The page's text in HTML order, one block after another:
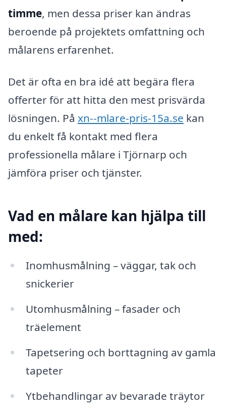
timme, men dessa priser kan ändras
beroende på projektets omfattning och
målarens erfarenhet.
Det är ofta en bra idé att begära flera
offerter för att hitta den mest prisvärda
lösningen. På xn--mlare-pris-15a.se kan
du enkelt få kontakt med flera
professionella målare i Tjörnarp och
jämföra priser och tjänster.
Vad en målare kan hjälpa till
med:
Inomhusmålning – väggar, tak och
snickerier
Utomhusmålning – fasader och
träelement
Tapetsering och borttagning av gamla
tapeter
Ytbehandlingar av bevarade träytor